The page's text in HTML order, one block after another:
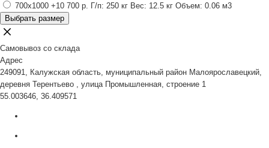
700x1000 +10 700 р. Г/п: 250 кг Вес: 12.5 кг Объем: 0.06 м3
Выбрать размер
Самовывоз со склада
Адрес
249091, Калужская область, муниципальный район Малоярославецкий,
деревня Терентьево , улица Промышленная, строение 1
55.003646, 36.409571